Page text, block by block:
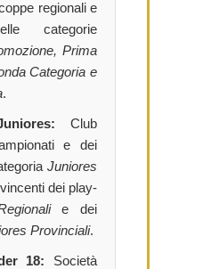
regionali e
categorie
Prima
Categoria e
.
Club
e dei
Juniores
dei play-
e dei
Provinciali.
18: Società